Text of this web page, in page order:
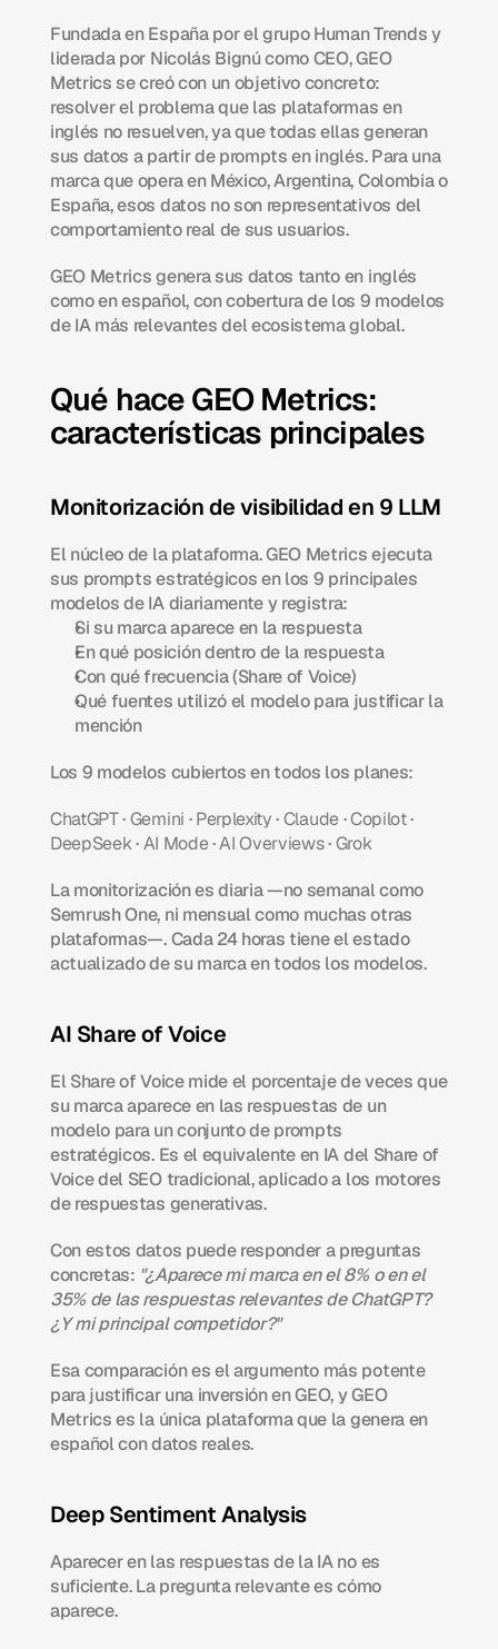
Fundada en España por el grupo Human Trends y
liderada por Nicolás Bignú como CEO, GEO
Metrics se creó con un objetivo concreto:
resolver el problema que las plataformas en
inglés no resuelven, ya que todas ellas generan
sus datos a partir de prompts en inglés. Para una
marca que opera en México, Argentina, Colombia o
España, esos datos no son representativos del
comportamiento real de sus usuarios.
GEO Metrics genera sus datos tanto en inglés
como en español, con cobertura de los 9 modelos
de IA más relevantes del ecosistema global.
Qué hace GEO Metrics:
características principales
Monitorización de visibilidad en 9 LLM
El núcleo de la plataforma. GEO Metrics ejecuta
sus prompts estratégicos en los 9 principales
modelos de IA diariamente y registra:
Si su marca aparece en la respuesta
En qué posición dentro de la respuesta
Con qué frecuencia (Share of Voice)
Qué fuentes utilizó el modelo para justificar la
mención
Los 9 modelos cubiertos en todos los planes:
ChatGPT · Gemini · Perplexity · Claude · Copilot
DeepSeek · AI Mode · AI Overviews · Grok
La monitorización es diaria —no semanal como
Semrush One, ni mensual como muchas otras
plataformas—. Cada 24 horas tiene el estado
actualizado de su marca en todos los modelos.
AI Share of Voice
El Share of Voice mide el porcentaje de veces que
su marca aparece en las respuestas de un
modelo para un conjunto de prompts
estratégicos. Es el equivalente en IA del Share of
Voice del SEO tradicional, aplicado a los motores
de respuestas generativas.
Con estos datos puede responder a preguntas
concretas: "¿Aparece mi marca en el 8% o en el
35% de las respuestas relevantes de ChatGPT?
¿Y mi principal competidor?"
Esa comparación es el argumento más potente
para justificar una inversión en GEO, y GEO
Metrics es la única plataforma que la genera en
español con datos reales.
Deep Sentiment Analysis
Aparecer en las respuestas de la IA no es
suficiente. La pregunta relevante es cómo
aparece.